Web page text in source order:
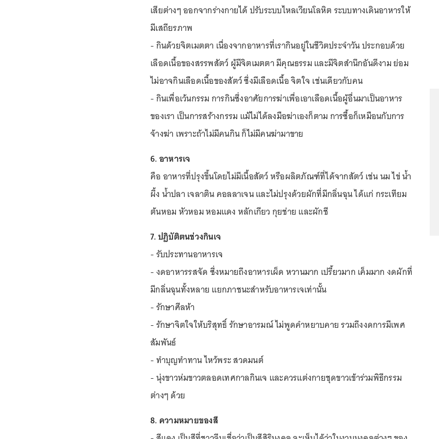
เสียต่างๆ ออกจากร่างกายได้ ปรับระบบไหลเวียนโลหิต ระบบทางเดินอาหารให้
มีเสถียรภาพ
- กินด้วยจิตเมตตา เนื่องจากอาหารที่เรากินอยู่ในชีวิตประจำวัน ประกอบด้วย
เลือดเนื้อของสรรพสัตว์ ผู้มีจิตเมตตา มีคุณธรรม และมีจิตสำนึกอันดีงาม ย่อม
ไม่อาจกินเลือดเนื้อของสัตว์ ซึ่งมีเลือดเนื้อ จิตใจ เช่นเดียวกับคน
- กินเพื่อเว้นกรรม การกินซึ่งอาศัยการฆ่าเพื่อเอาเลือดเนื้อผู้อื่นมาเป็นอาหาร
ของเรา เป็นการสร้างกรรม แม้ไม่ได้ลงมือฆ่าเองก็ตาม การซื้อก็เหมือนกับการ
จ้างฆ่า เพราะถ้าไม่มีคนกิน ก็ไม่มีคนฆ่ามาขาย
6. อาหารเจ
คือ อาหารที่ปรุงขึ้นโดยไม่มีเนื้อสัตว์ หรือผลิตภัณฑ์ที่ได้จากสัตว์ เช่น นม ไข่ น้ำ
ผึ้ง น้ำปลา เจลาติน คอลลาเจน และไม่ปรุงด้วยผักที่มีกลิ่นฉุน ได้แก่ กระเทียม
ต้นหอม หัวหอม หอมแดง หลักเกียว กุยช่าย และผักชี
7. ปฏิบัติตนช่วงกินเจ
- รับประทานอาหารเจ
- งดอาหารรสจัด ซึ่งหมายถึงอาหารเผ็ด หวานมาก เปรี้ยวมาก เค็มมาก งดผักที่
มีกลิ่นฉุนทั้งหลาย แยกภาชนะสำหรับอาหารเจเท่านั้น
- รักษาศีลห้า
- รักษาจิตใจให้บริสุทธิ์ รักษาอารมณ์ ไม่พูดคำหยาบคาย รวมถึงงดการมีเพศ
สัมพันธ์
- ทำบุญทำทาน ไหว้พระ สวดมนต์
- นุ่งขาวห่มขาวตลอดเทศกาลกินเจ และควรแต่งกายชุดขาวเข้าร่วมพิธีกรรม
ต่างๆ ด้วย
8. ความหมายของสี